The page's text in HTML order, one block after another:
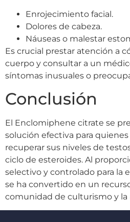
Enrojecimiento facial.
Dolores de cabeza.
Náuseas o malestar
Es crucial prestar atención a
cuerpo y consultar a un
síntomas inusuales o
Conclusión
El Enclomiphene citrate se
solución efectiva para
recuperar sus niveles de
ciclo de esteroides. Al
selectivo y controlado para la
se ha convertido en un
comunidad de culturismo y